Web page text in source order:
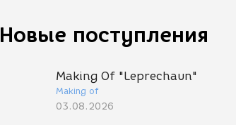
Новые поступления
Making Of "Leprechaun"
Making of
03.08.2026